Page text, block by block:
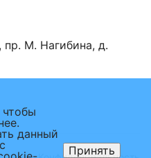
пр. М. Нагибина, д.
данный
Принять